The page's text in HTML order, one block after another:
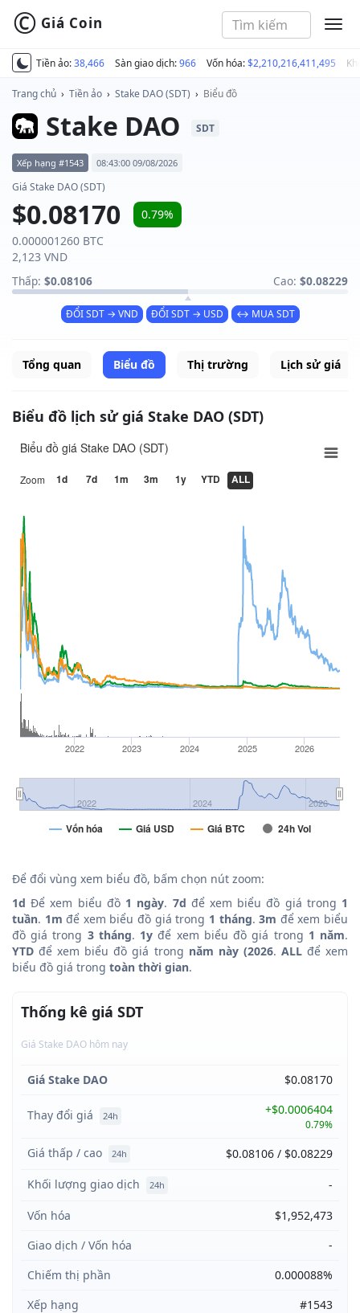
Tiền ảo:38,466 Sàn giao dịch:966 Vốn hóa:$2,210,216,411,495
© Giá Coin
Trang chủ › Tiền ảo › Stake DAO (SDT) › Biểu đồ
Stake DAO SDT
Xếp hạng #1543 08:43:00 09/08/2026
Giá Stake DAO (SDT)
$0.08170
0.79%
0.000001260 BTC
2,123 VND
Thấp: $0.08106 Cao: $0.08229
ĐỔI SDT → VND ĐỔI SDT → USD ↔ MUA SDT
Tổng quan Biểu đồ Thị trường Lịch sử giá
Biểu đồ lịch sử giá Stake DAO (SDT)
Zoom 1d 7d 1m 3m 1y YTD ALL
Biểu đồ giá Stake DAO (SDT)
Vốn hóa Giá USD Giá BTC 24h Vol
2022 2023 2024 2025 2026
2022 2024 2026
Để đổi vùng xem biểu đồ, bấm chọn nút zoom:
1d Để xem biểu đồ 1 ngày. 7d để xem biểu đồ giá trong 1
tuần. 1m để xem biểu đồ giá trong 1 tháng.3m để xem biểu
đồ giá trong 3 tháng. 1y để xem biểu đồ giá trong 1 năm.
YTD để xem biểu đồ giá trong năm này (2026. ALLđể xem
biểu đồ giá trong toàn thời gian.
Thống kê giá SDT
Giá Stake DAO hôm nay
Giá Stake DAO $0.08170
Thay đổi giá 24h +$0.0006404
0.79%
Giá thấp / cao 24h
$0.08106 / $0.08229
Khối lượng giao dịch
24h
-
Vốn hóa
$1,952,473
Giao dịch / Vốn hóa
-
Chiếm thị phần
0.000088%
Xếp hạng
#1543